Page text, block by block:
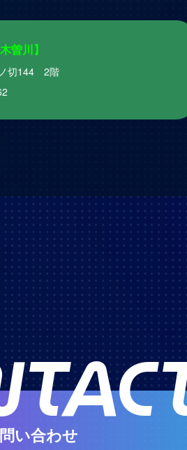
曽川】
切144 2階
い合わせ